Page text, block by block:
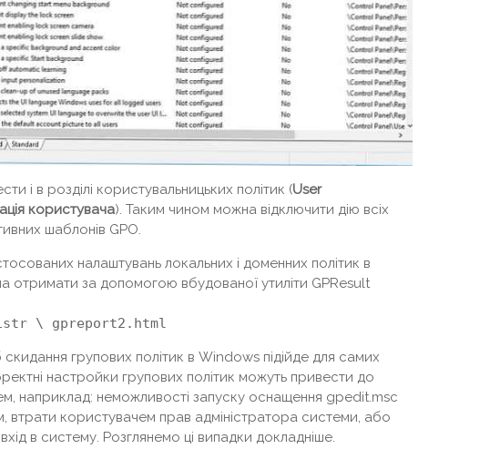
і в розділі користувальницьких політик (User
користувача). Таким чином можна відключити дію всіх
шаблонів GPO.
налаштувань локальних і доменних політик в
отримати за допомогою вбудованої утиліти GPResult
\ gpreport2.html
групових політик в Windows підійде для самих
настройки групових політик можуть привести до
наприклад: неможливості запуску оснащення gpedit.msc
втрати користувачем прав адміністратора системи, або
в систему. Розглянемо ці випадки докладніше.